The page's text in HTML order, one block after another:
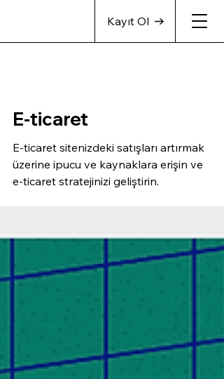
Kayıt Ol
E-ticaret
E-ticaret sitenizdeki satışları artırmak
üzerine ipucu ve kaynaklara erişin ve
e-ticaret stratejinizi geliştirin.